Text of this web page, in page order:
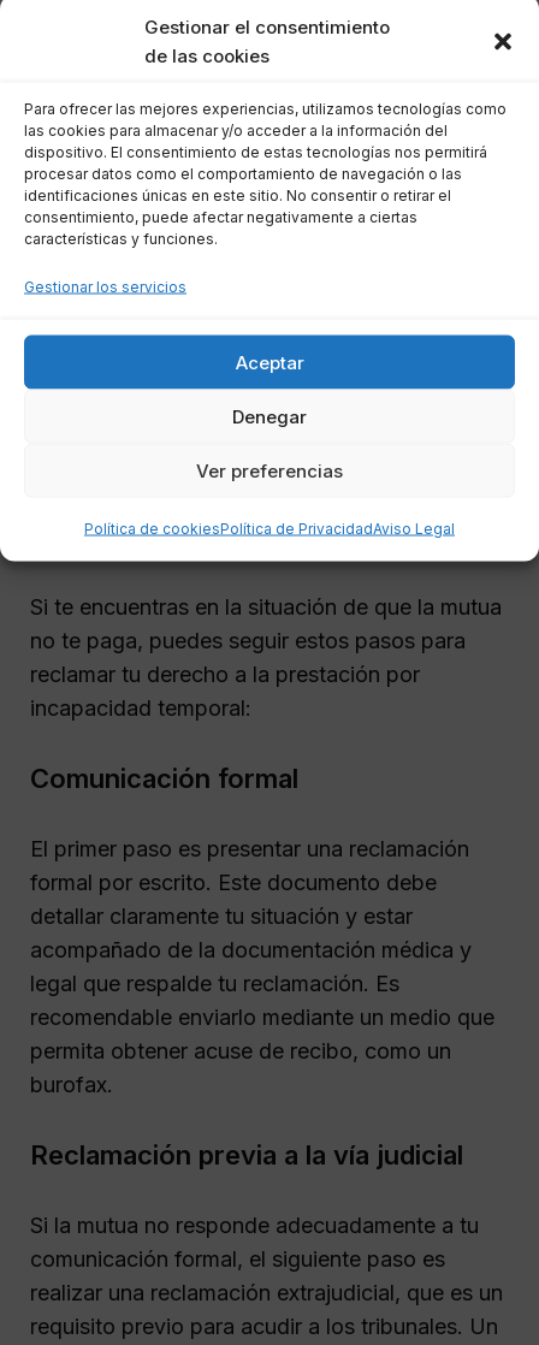
Gestionar el consentimiento
de las cookies
Para ofrecer las mejores experiencias, utilizamos tecnologías como
las cookies para almacenar y/o acceder a la información del
dispositivo. El consentimiento de estas tecnologías nos permitirá
procesar datos como el comportamiento de navegación o las
identificaciones únicas en este sitio. No consentir o retirar el
consentimiento, puede afectar negativamente a ciertas
características y funciones.
Gestionar los servicios
Aceptar
Denegar
Ver preferencias
Política de cookiesPolítica de PrivacidadAviso Legal
Alta médica por considerar que ya no
Falta de asistencia a los reconocimientos
médicos programados.
Incumplimiento del tratamiento
recomendado.
Determinación de que la dolencia no está
relacionada con el trabajo.
Es importante que la mutua notifique estas
decisiones por escrito y justifique
adecuadamente sus motivos.
mutua
Si te encuentras en la situación de que la mutua
no te paga, puedes seguir estos pasos para
reclamar tu derecho a la prestación por
incapacidad temporal:
Comunicación formal
El primer paso es presentar una reclamación
formal por escrito. Este documento debe
detallar claramente tu situación y estar
acompañado de la documentación médica y
legal que respalde tu reclamación. Es
recomendable enviarlo mediante un medio que
permita obtener acuse de recibo, como un
burofax.
Reclamación previa a la vía judicial
Si la mutua no responde adecuadamente a tu
comunicación formal, el siguiente paso es
realizar una reclamación extrajudicial, que es un
requisito previo para acudir a los tribunales. Un